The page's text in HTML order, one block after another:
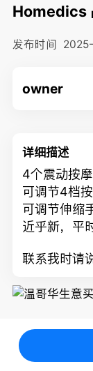
Homedics
发布时间
owner
详细描述
4个震动按
可调节4档
可调节伸缩
近乎新，平
联系我时请